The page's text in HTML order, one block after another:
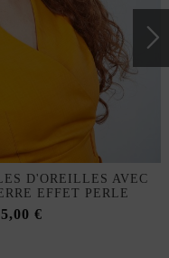
D'OREILLES AVEC
EFFET PERLE
€